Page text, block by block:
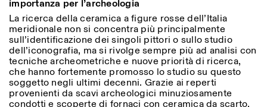
Privacy Policy
GUIDED TOURS:
(Italian, English)
Cost: 10€ per person
For bookings:
visite@istitutosvizzero.it
Animals are not permitted
Length (days)
1
> 1
importanza per l’archeologia
La ricerca della ceramica a figure rosse dell’Italia
meridionale non si concentra più principalmente
sull’identificazione dei singoli pittori o sullo studio
dell’iconografia, ma si rivolge sempre più ad analisi con
tecniche archeometriche e nuove priorità di ricerca,
che hanno fortemente promosso lo studio su questo
soggetto negli ultimi decenni. Grazie ai reperti
provenienti da scavi archeologici minuziosamente
condotti e scoperte di fornaci con ceramica da scarto,